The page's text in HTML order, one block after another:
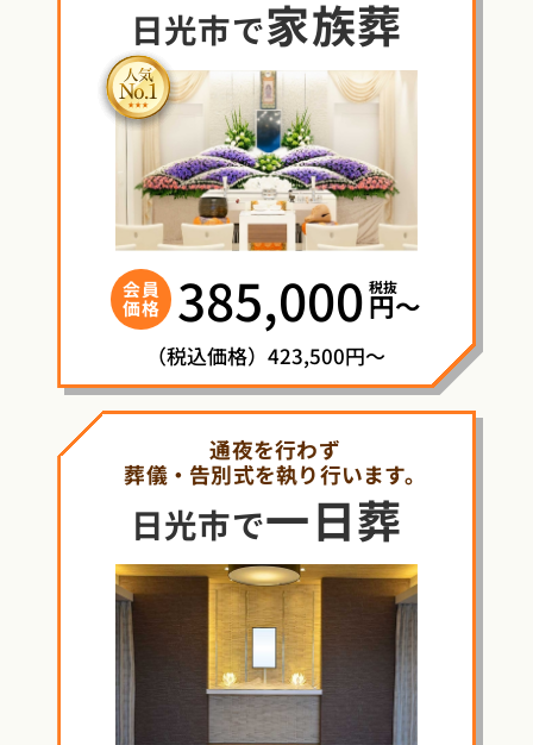
日光市で家族葬
会員
価格 385,000 税抜
円〜
（税込価格）423,500円～
通夜を行わず
葬儀・告別式を執り行います。
日光市で一日葬